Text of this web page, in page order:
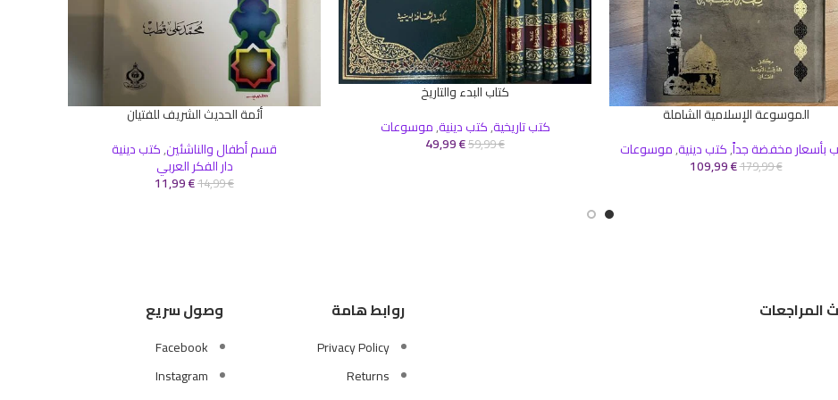
إلى السلة
الموسوعة الإسلامية الشاملة
بأسعار مخفضة جداً,كتب دينية,موسوعات
179,99€
109,99€
كتاب البدء والتاريخ
كتب تاريخية,كتب دينية,موسوعات
59,99€
49,99€
إضافة إلى السلةأئمة الحديث الشريف للفتيان
قسم أطفال والناشئين,كتب دينية
دار الفكر العربي
14,99€
11,99€
المراجعات روابط هامة
Privacy Policy
Returns
وصول سريع
Facebook
Instagram